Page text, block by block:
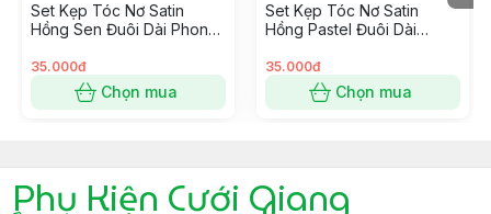
Set Kẹp Tóc Nơ Satin
Hồng Sen Đuôi Dài Phong
35.000đ
Chọn mua
Set Kẹp Tóc Nơ Satin
Hồng Pastel Đuôi Dài
35.000đ
Chọn mua
Phụ Kiện Cưới Giang